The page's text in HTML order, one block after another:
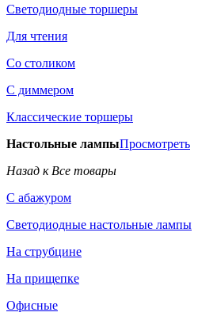
Светодиодные торшеры
Для чтения
Со столиком
С диммером
Классические торшеры
Настольные лампыПросмотреть
Назад к Все товары
С абажуром
Светодиодные настольные лампы
На струбцине
На прищепке
Офисные